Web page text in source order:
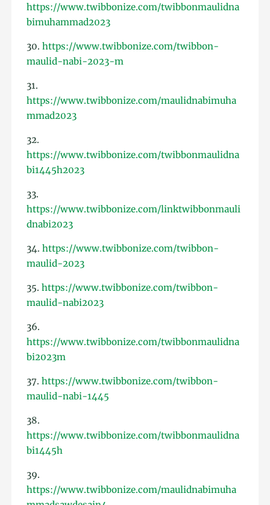
https://www.twibbonize.com/twibbonmaulidna
bimuhammad2023
30.https://www.twibbonize.com/twibbon-
maulid-nabi-2023-m
31.
https://www.twibbonize.com/maulidnabimuha
mmad2023
32.
https://www.twibbonize.com/twibbonmaulidna
bi1445h2023
33.
https://www.twibbonize.com/linktwibbonmauli
dnabi2023
34.https://www.twibbonize.com/twibbon-
maulid-2023
35.https://www.twibbonize.com/twibbon-
maulid-nabi2023
36.
https://www.twibbonize.com/twibbonmaulidna
bi2023m
37.https://www.twibbonize.com/twibbon-
maulid-nabi-1445
38.
https://www.twibbonize.com/twibbonmaulidna
bi1445h
39.
https://www.twibbonize.com/maulidnabimuha